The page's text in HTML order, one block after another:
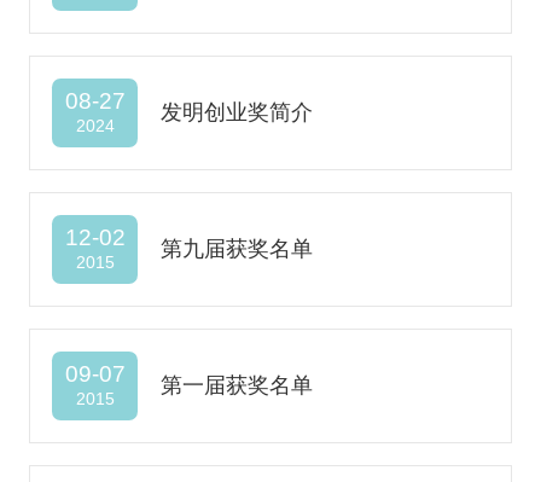
08-27
2024
发明创业奖简介
12-02
2015
第九届获奖名单
09-07
2015
第一届获奖名单